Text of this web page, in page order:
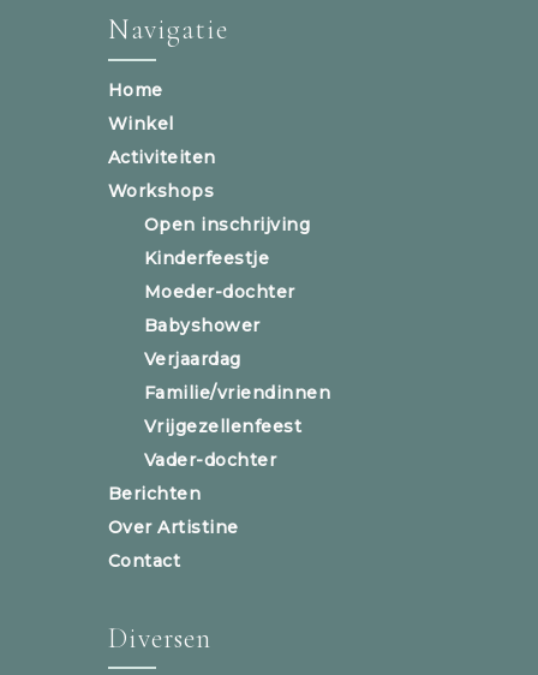
Navigatie
Home
Winkel
Activiteiten
Workshops
Open inschrijving
Kinderfeestje
Moeder-dochter
Babyshower
Verjaardag
Familie/vriendinnen
Vrijgezellenfeest
Vader-dochter
Berichten
Over Artistine
Contact
Diversen